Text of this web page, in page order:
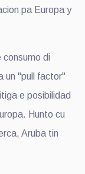
pa Europa y
di
un "pull factor"
e posibilidad
Hunto cu
Aruba tin